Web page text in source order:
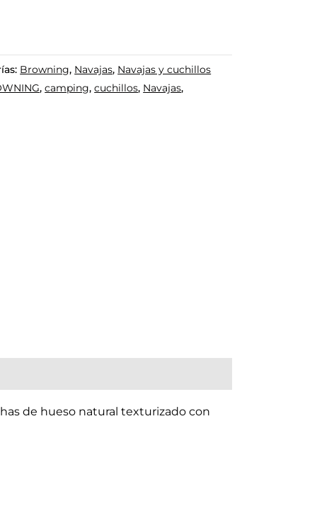
Browning, Navajas, Navajas y cuchillos
,camping,cuchillos, Navajas,
de hueso natural texturizado con